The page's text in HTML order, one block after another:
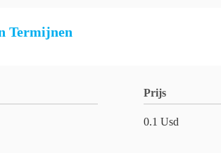
Termijnen
Prijs
0.1 Usd